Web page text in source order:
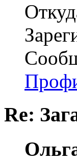
Re: